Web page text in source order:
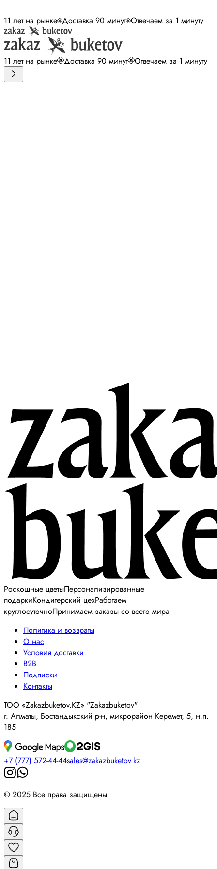
11 лет на рынке Доставка 90 минут Отвечаем за 1 минуту
11 лет на рынке Доставка 90 минут Отвечаем за 1 минуту
Роскошные цветыПерсонализированные
подаркиКондитерский цехРаботаем
круглосуточноПринимаем заказы со всего мира
Политика и возвраты
О нас
Условия доставки
B2B
Подписки
Контакты
ТОО «Zakazbuketov.KZ» "Zakazbuketov"
г. Алматы, Бостандыкский р-н, микрорайон Керемет, 5, н.п.
185
+7 (777) 572-44-44sales@zakazbuketov.kz
© 2025 Все права защищены